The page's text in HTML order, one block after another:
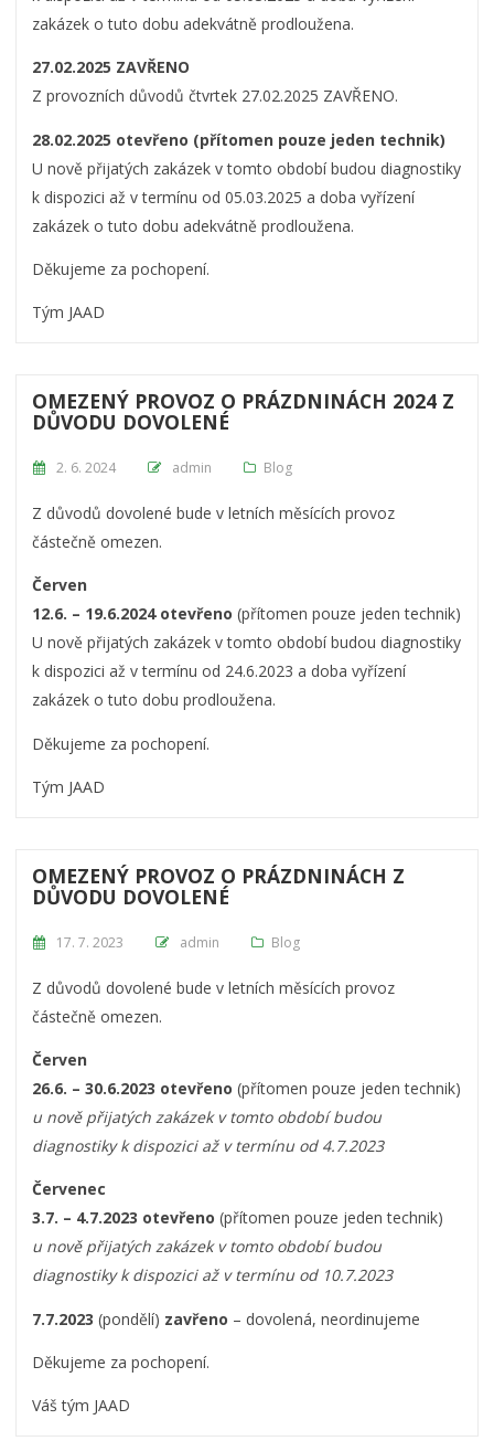
zakázek o tuto dobu adekvátně prodloužena.
27.02.2025 ZAVŘENO
Z provozních důvodů čtvrtek 27.02.2025 ZAVŘENO.
28.02.2025 otevřeno (přítomen pouze jeden technik)
U nově přijatých zakázek v tomto období budou diagnostiky
k dispozici až v termínu od 05.03.2025 a doba vyřízení
zakázek o tuto dobu adekvátně prodloužena.
Děkujeme za pochopení.
Tým JAAD
OMEZENÝ PROVOZ O PRÁZDNINÁCH 2024 Z
DŮVODU DOVOLENÉ
Posted on
2. 6. 2024 admin Blog
Z důvodů dovolené bude v letních měsících provoz
částečně omezen.
Červen
12.6. – 19.6.2024 otevřeno (přítomen pouze jeden technik)
U nově přijatých zakázek v tomto období budou diagnostiky
k dispozici až v termínu od 24.6.2023 a doba vyřízení
zakázek o tuto dobu prodloužena.
Děkujeme za pochopení.
Tým JAAD
OMEZENÝ PROVOZ O PRÁZDNINÁCH Z
DŮVODU DOVOLENÉ
Posted on
17. 7. 2023 admin Blog
Z důvodů dovolené bude v letních měsících provoz
částečně omezen.
Červen
26.6. – 30.6.2023 otevřeno (přítomen pouze jeden technik)
u nově přijatých zakázek v tomto období budou
diagnostiky k dispozici až v termínu od 4.7.2023
Červenec
3.7. – 4.7.2023 otevřeno (přítomen pouze jeden technik)
u nově přijatých zakázek v tomto období budou
diagnostiky k dispozici až v termínu od 10.7.2023
7.7.2023 (pondělí) zavřeno – dovolená, neordinujeme
Děkujeme za pochopení.
Váš tým JAAD